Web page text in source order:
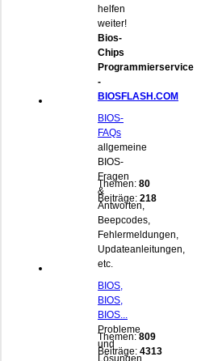
helfen
weiter!
Bios-
Chips
Programmierservice
-
BIOSFLASH.COM
BIOS-
FAQs
allgemeine
BIOS-
Fragen
&
Antworten,
Beepcodes,
Fehlermeldungen,
Updateanleitungen,
etc.
Themen: 80
Beiträge: 218
BIOS,
BIOS,
BIOS...
Probleme
und
Themen: 809
Beiträge: 4313